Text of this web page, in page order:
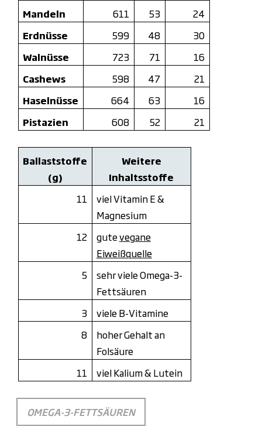
Mandeln
611 53
24
Erdnüsse
599 48
30
Walnüsse
723 71
16
Cashews
598 47
21
Haselnüsse
664 63
16
Pistazien
608 52 21
Ballaststoffe
(g)
Weitere
Inhaltsstoffe
11
viel Vitamin E &
Magnesium
12
gutevegane
Eiweißquelle
5
sehr viele Omega-3-
Fettsäuren
3
viele B-Vitamine
8
hoher Gehalt an
Folsäure
11
viel Kalium & Lutein
OMEGA-3-FETTSÄUREN